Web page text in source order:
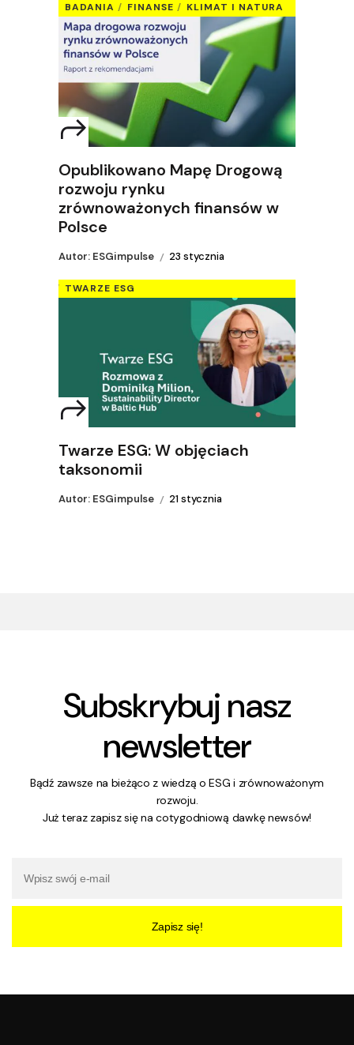
BADANIA FINANSE KLIMAT I NATURA
Opublikowano Mapę Drogową
rozwoju rynku
zrównoważonych finansów w
Polsce
Autor: ESGimpulse 23 stycznia
TWARZE ESG
Twarze ESG: W objęciach
taksonomii
Autor: ESGimpulse 21 stycznia
Subskrybuj nasz
newsletter
Bądź zawsze na bieżąco z wiedzą o ESG i zrównoważonym
rozwoju.
Już teraz zapisz się na cotygodniową dawkę newsów!
Zapisz się!